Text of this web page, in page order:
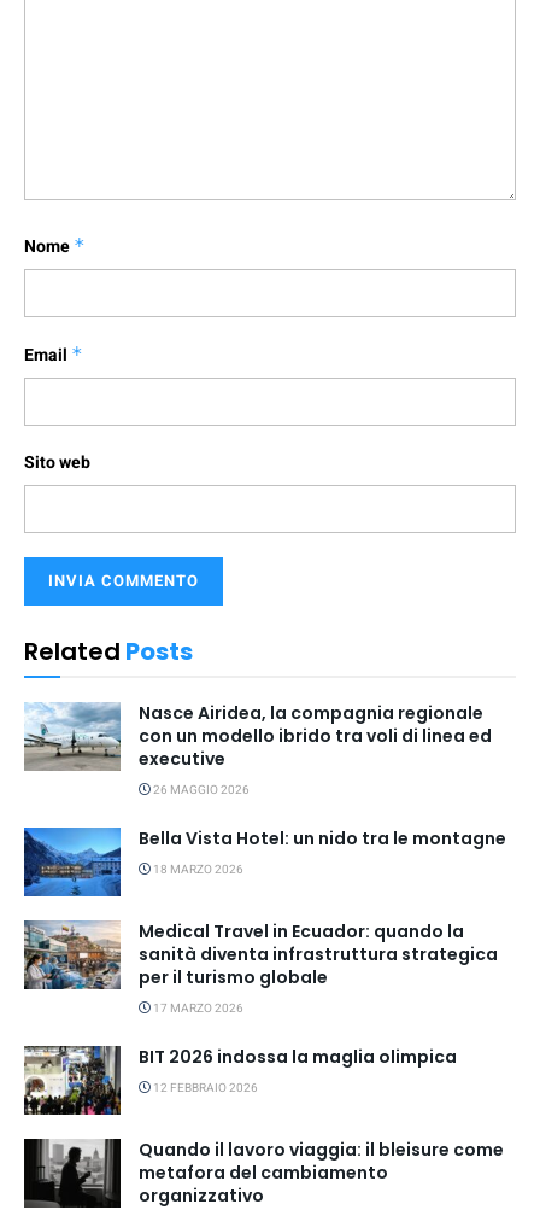
Nome *
Email *
Sito web
Related Posts
Nasce Airidea, la compagnia regionale
con un modello ibrido tra voli di linea ed
executive
26 MAGGIO 2026
Bella Vista Hotel: un nido tra le montagne
18 MARZO 2026
Medical Travel in Ecuador: quando la
sanità diventa infrastruttura strategica
per il turismo globale
17 MARZO 2026
BIT 2026 indossa la maglia olimpica
12 FEBBRAIO 2026
Quando il lavoro viaggia: il bleisure come
metafora del cambiamento
organizzativo